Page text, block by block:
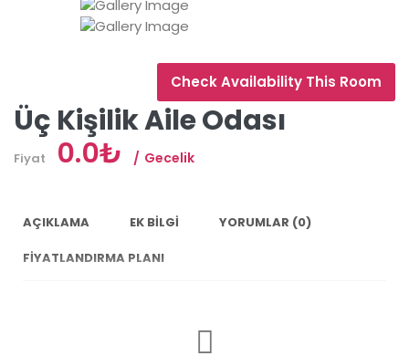
Check Availability This Room
Üç Kişilik Aile Odası
Fiyat 0.0₺ Gecelik
AÇIKLAMA EK BILGI YORUMLAR (0)
FIYATLANDIRMA PLANI